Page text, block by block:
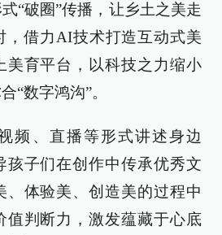
“破圈”传播，让乡土之美走
，借力AI技术打造互动式美
美育平台，以科技之力缩小
“数字鸿沟”。
频、直播等形式讲述身边
孩子们在创作中传承优秀文
、体验美、创造美的过程中
值判断力，激发蕴藏于心底